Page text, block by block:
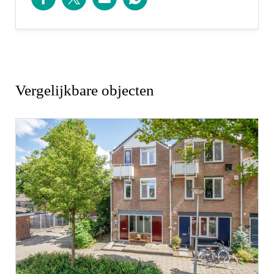
en biedt een ontspannen plek voor koffie, lunch,
liefst zeven basisscholen, elk met een eigen
Montessorischool en de Prins Willem
Alexanderschool. Ook voortgezet onderwijs is
aanwezig, met twee middelbare scholen: het
openbare Thorbecke en het christelijke Comenius
College.
Gebruiksoppervlakte woningen:
De Meetinstructie is gebaseerd op de NEN2580. De
Vergelijkbare objecten